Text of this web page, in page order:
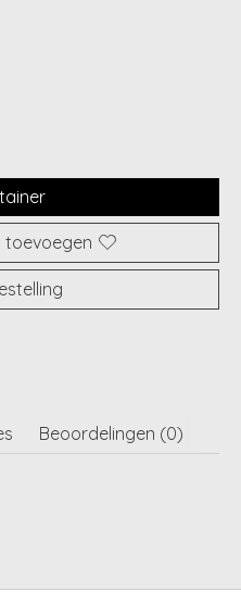
toevoegen
Beoordelingen (0)